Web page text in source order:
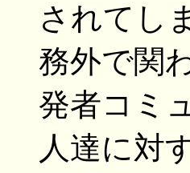
されてし
務外で関
発者コミ
人達に対